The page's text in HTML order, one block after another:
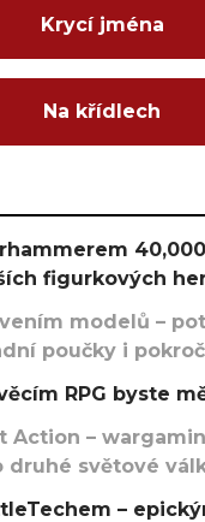
Krycí jména
Na křídlech
figurkových
modelů –
poučky i
RPG byste
Action –
druhé světové
–